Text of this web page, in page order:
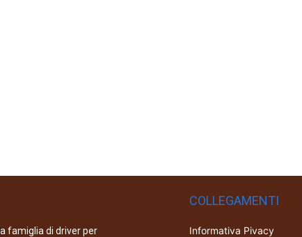
famiglia di driver per
COLLEGAMENTI
Informativa Pivacy